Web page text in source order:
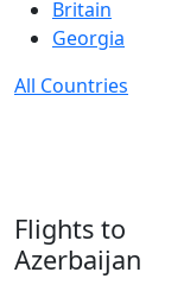
Britain
Georgia
All Countries
Flights to
Azerbaijan